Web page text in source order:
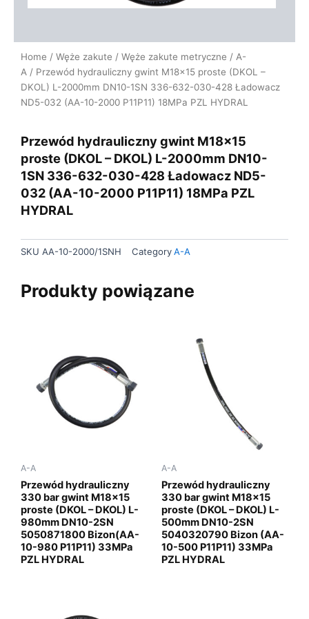
Home / Węże zakute / Węże zakute metryczne / A-
A / Przewód hydrauliczny gwint M18x15 proste (DKOL –
DKOL) L-2000mm DN10-1SN 336-632-030-428 Ładowacz
ND5-032 (AA-10-2000 P11P11) 18MPa PZL HYDRAL
Przewód hydrauliczny gwint M18x15
proste (DKOL – DKOL) L-2000mm DN10-
1SN 336-632-030-428 Ładowacz ND5-
032 (AA-10-2000 P11P11) 18MPa PZL
HYDRAL
SKU AA-10-2000/1SNH CategoryA-A
Produkty powiązane
A-A
Przewód hydrauliczny
330 bar gwint M18x15
proste (DKOL – DKOL) L-
980mm DN10-2SN
5050871800 Bizon(AA-
10-980 P11P11) 33MPa
PZL HYDRAL
A-A
Przewód hydrauliczny
330 bar gwint M18x15
proste (DKOL – DKOL) L-
500mm DN10-2SN
5040320790 Bizon (AA-
10-500 P11P11) 33MPa
PZL HYDRAL